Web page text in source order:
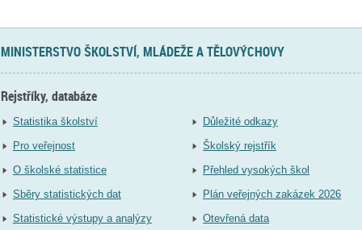
MINISTERSTVO ŠKOLSTVÍ, MLÁDEŽE A TĚLOVÝCHOVY
Rejstříky, databáze
Statistika školství
Pro veřejnost
O školské statistice
Sběry statistických dat
Statistické výstupy a analýzy
Důležité odkazy
Školský rejstřík
Přehled vysokých škol
Plán veřejných zakázek 2026
Otevřená data